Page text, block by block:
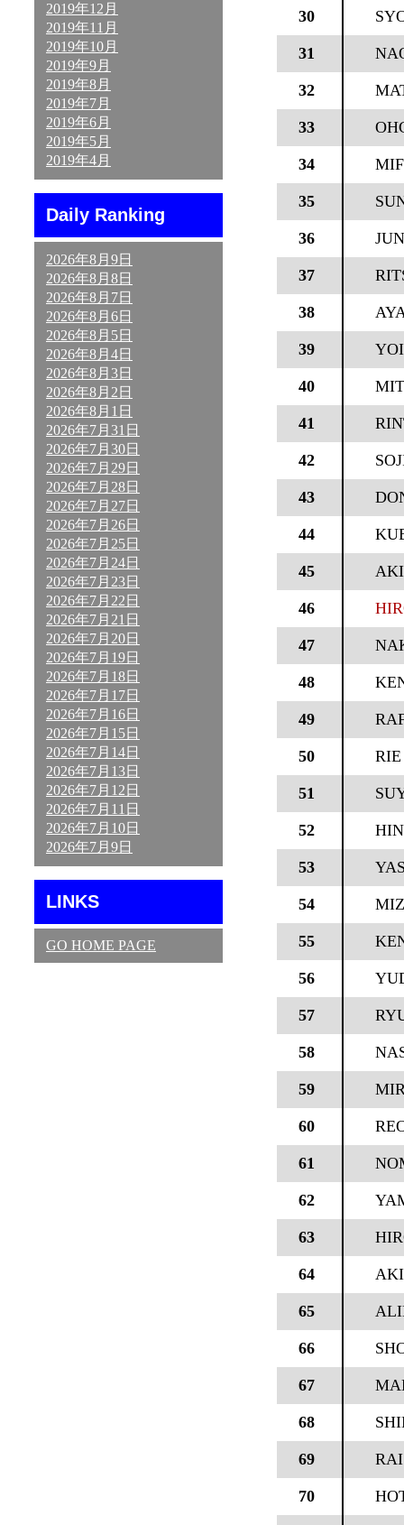
2019年12月
2019年11月
2019年10月
2019年9月
2019年8月
2019年7月
2019年6月
2019年5月
2019年4月
Daily Ranking
2026年8月9日
2026年8月8日
2026年8月7日
2026年8月6日
2026年8月5日
2026年8月4日
2026年8月3日
2026年8月2日
2026年8月1日
2026年7月31日
2026年7月30日
2026年7月29日
2026年7月28日
2026年7月27日
2026年7月26日
2026年7月25日
2026年7月24日
2026年7月23日
2026年7月22日
2026年7月21日
2026年7月20日
2026年7月19日
2026年7月18日
2026年7月17日
2026年7月16日
2026年7月15日
2026年7月14日
2026年7月13日
2026年7月12日
2026年7月11日
2026年7月10日
2026年7月9日
LINKS
GO HOME PAGE
30
31
32
33
34
35
36
37
38
39
40
41
42
43
44
45
46
47
48
49
50
51
52
53
54
55
56
57
58
59
60
61
62
63
64
65
66
67
68
69 RAI
70